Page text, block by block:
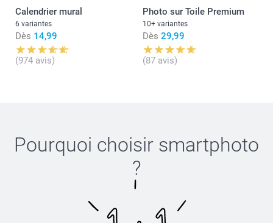
Calendrier mural
6 variantes
Dès 14,99
(974 avis)
Photo sur Toile Premium
10+ variantes
Dès 29,99
(87 avis)
Pourquoi choisir smartphoto
?